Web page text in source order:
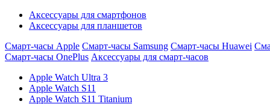
Аксессуары для смартфонов
Аксессуары для планшетов
Смарт-часы Apple Смарт-часы Samsung Смарт-часы Huawei
Смарт-часы OnePlus Аксессуары для смарт-часов
Apple Watch Ultra 3
Apple Watch S11
Apple Watch S11 Titanium